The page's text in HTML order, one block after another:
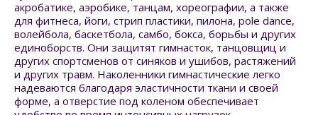
акробатике, аэробике, танцам, хореографии, а также
для фитнеса, йоги, стрип пластики, пилона, pole dance,
волейбола, баскетбола, самбо, бокса, борьбы и других
единоборств. Они защитят гимнасток, танцовщиц и
других спортсменов от синяков и ушибов, растяжений
и других травм. Наколенники гимнастические легко
надеваются благодаря эластичности ткани и своей
форме, а отверстие под коленом обеспечивает